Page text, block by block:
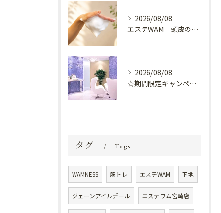
2026/08/08
エステWAM 頭皮の健康
2026/08/08
☆期間限定キャンペーン開催中☆
タグ Tags
WAMNESS 筋トレ エステWAM 下地
ジェーンアイルデール エステワム宮崎店